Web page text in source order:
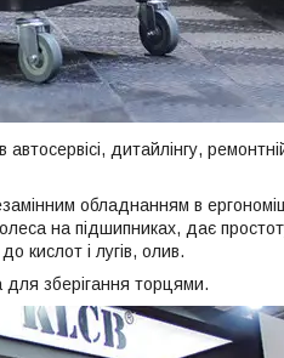
дитайлінгу,
обладнанням в
на підшипниках, дає
кислот і лугів, олив.
для зберігання торцями.